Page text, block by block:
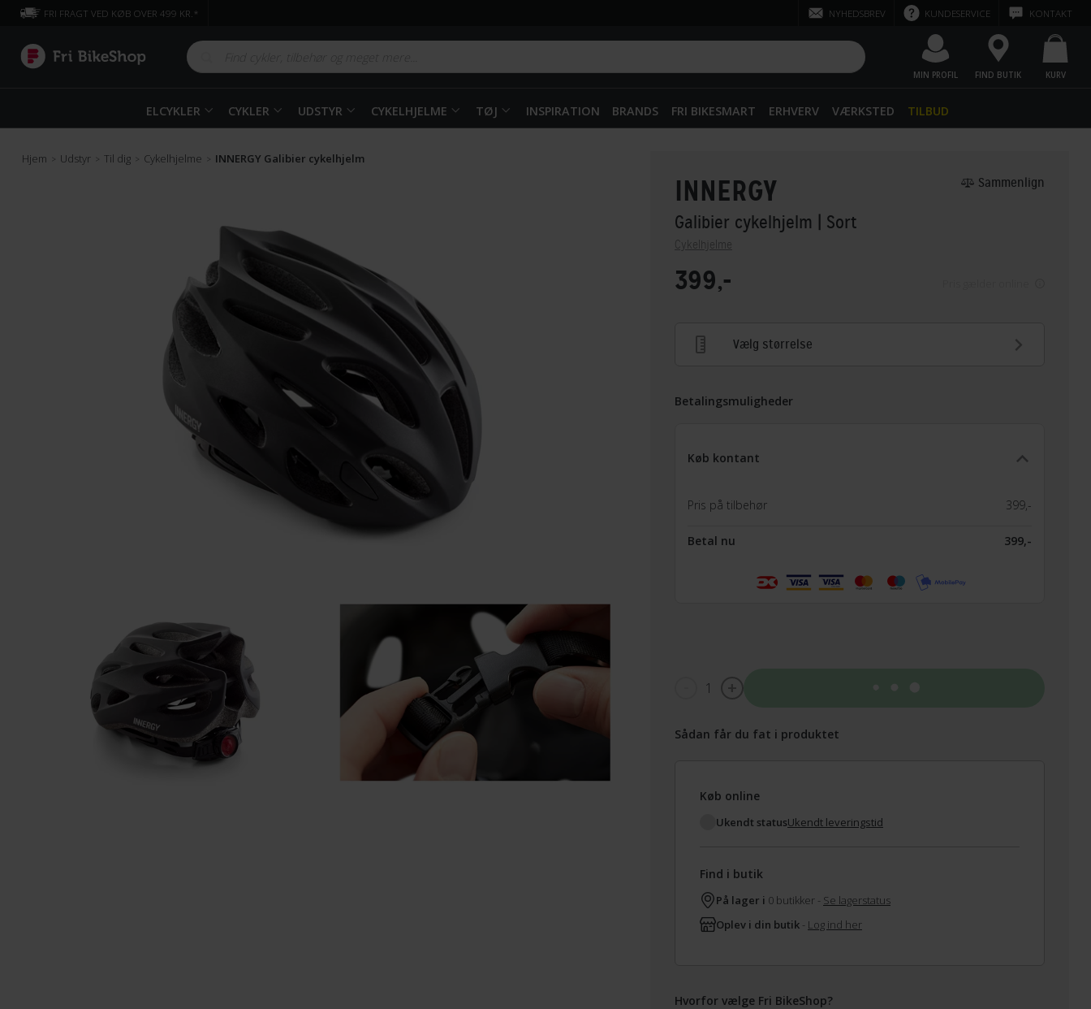
FRI FRAGT VED KØB OVER 499 KR.* NYHEDSBREV KUNDESERVICE KONTAKT
MIN PROFIL FIND BUTIK KURV
ELCYKLER CYKLER UDSTYR CYKELHJELME TØJ INSPIRATION BRANDS FRI BIKESMART ERHVERV VÆRKSTED TILBUD
Hjem > Udstyr > Til dig > Cykelhjelme > INNERGY Galibier cykelhjelm
INNERGY
Galibier cykelhjelm | Sort
Cykelhjelme
Sammenlign
399,-
Vælg størrelse
Betalingsmuligheder
Køb kontant
Pris på tilbehør 399,-
Betal nu 399,-
1
Sådan får du fat i produktet
Køb online
Ukendt statusUkendt leveringstid
Find i butik
På lager i 0 butikker - Se lagerstatus
Oplev i din butik - Log ind her
Hvorfor vælge Fri BikeShop?